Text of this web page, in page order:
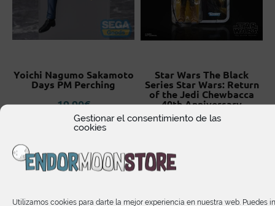
Gestionar el consentimiento de las
cookies
Utilizamos cookies para darte la mejor experiencia en nuestra web. Puedes
Yoichi Nagumo Sakamoto
Days PM Perching
19,90€
Star Wars The Black
Series Star Wars: Return
of the Jedi Chewbacca
40th Anniversary
27,45€
Te puede interesar